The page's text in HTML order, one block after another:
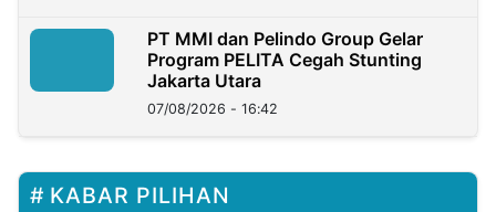
PT MMI dan Pelindo Group Gelar
Program PELITA Cegah Stunting
Jakarta Utara
07/08/2026 - 16:42
KABAR PILIHAN